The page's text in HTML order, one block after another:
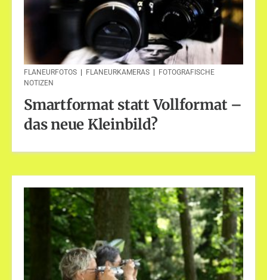
FLANEURFOTOS FLANEURKAMERAS
FOTOGRAFISCHE
NOTIZEN
Smartformat statt Vollformat –
das neue Kleinbild?